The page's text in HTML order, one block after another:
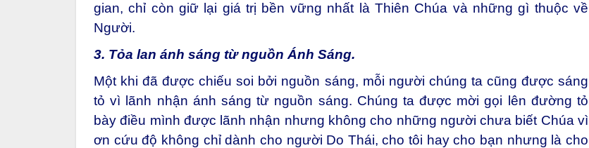
gian, chỉ còn giữ lại giá trị bền vững nhất là Thiên Chúa và những gì thuộc về
Người.
3. Tỏa lan ánh sáng từ nguồn Ánh Sáng.
Một khi đã được chiếu soi bởi nguồn sáng, mỗi người chúng ta cũng được sáng
tỏ vì lãnh nhận ánh sáng từ nguồn sáng. Chúng ta được mời gọi lên đường tỏ
bày điều mình được lãnh nhận nhưng không cho những người chưa biết Chúa vì
ơn cứu độ không chỉ dành cho người Do Thái, cho tôi hay cho bạn nhưng là cho